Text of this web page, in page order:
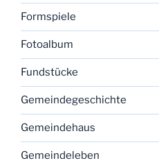
Formspiele
Fotoalbum
Fundstücke
Gemeindegeschichte
Gemeindehaus
Gemeindeleben